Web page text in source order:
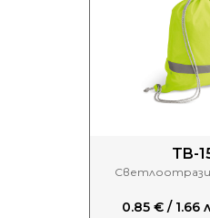
TB-
0.85 € / 1.66